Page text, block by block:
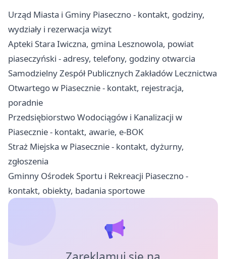
Urząd Miasta i Gminy Piaseczno - kontakt, godziny,
wydziały i rezerwacja wizyt
Apteki Stara Iwiczna, gmina Lesznowola, powiat
piaseczyński - adresy, telefony, godziny otwarcia
Samodzielny Zespół Publicznych Zakładów Lecznictwa
Otwartego w Piasecznie - kontakt, rejestracja,
poradnie
Przedsiębiorstwo Wodociągów i Kanalizacji w
Piasecznie - kontakt, awarie, e-BOK
Straż Miejska w Piasecznie - kontakt, dyżurny,
zgłoszenia
Gminny Ośrodek Sportu i Rekreacji Piaseczno -
kontakt, obiekty, badania sportowe